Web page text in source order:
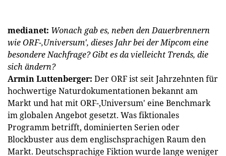
medianet: Wonach gab es, neben den Dauerbrennern
wie ORF-‚Universum', dieses Jahr bei der Mipcom eine
besondere Nachfrage? Gibt es da vielleicht Trends, die
sich ändern?
Armin Luttenberger: Der ORF ist seit Jahrzehnten für
hochwertige Naturdokumentationen bekannt am
Markt und hat mit ORF-‚Universum' eine Benchmark
im globalen Angebot gesetzt. Was fiktionales
Programm betrifft, dominierten Serien oder
Blockbuster aus dem englischsprachigen Raum den
Markt. Deutschsprachige Fiktion wurde lange weniger